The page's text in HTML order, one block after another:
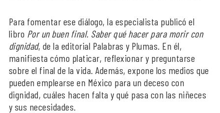
Para fomentar ese diálogo, la especialista publicó el
libro Por un buen final. Saber qué hacer para morir con
dignidad, de la editorial Palabras y Plumas. En él,
manifiesta cómo platicar, reflexionar y preguntarse
sobre el final de la vida. Además, expone los medios que
pueden emplearse en México para un deceso con
dignidad, cuáles hacen falta y qué pasa con las niñeces
y sus necesidades.